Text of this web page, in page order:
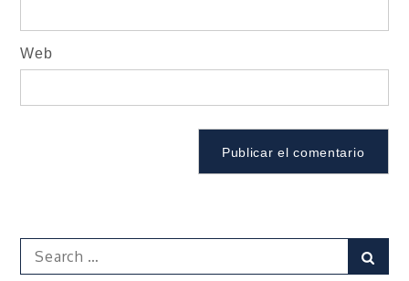
Web
Search
for: